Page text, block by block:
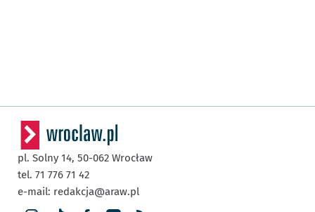
pl. Solny 14, 50-062 Wrocław
tel. 71 776 71 42
e-mail: redakcja@araw.pl